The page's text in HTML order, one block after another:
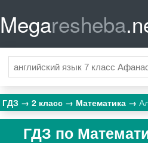
Megaresheba
ГДЗ 2 класс Математика
ГДЗ по